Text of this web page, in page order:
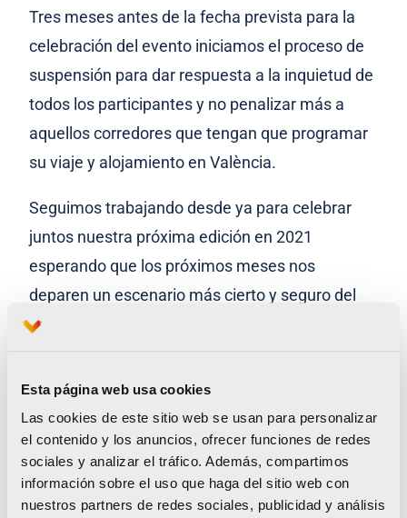
Esta página web usa cookies
Las cookies de este sitio web se usan para personalizar
el contenido y los anuncios, ofrecer funciones de redes
sociales y analizar el tráfico. Además, compartimos
información sobre el uso que haga del sitio web con
nuestros partners de redes sociales, publicidad y análisis
Tres meses antes de la fecha prevista para la
celebración del evento iniciamos el proceso de
suspensión para dar respuesta a la inquietud de
todos los participantes y no penalizar más a
aquellos corredores que tengan que programar
su viaje y alojamiento en València.
Seguimos trabajando desde ya para celebrar
juntos nuestra próxima edición en 2021
esperando que los próximos meses nos
deparen un escenario más cierto y seguro del
que vivimos ahora. Habrá sido una meta difícil,
Declaraciones de la Organización
Paco Borao , director de carrera y presidente de
SD Correcaminos , señaló que“tres meses de
plazo es el tiempo mínimo con el que los